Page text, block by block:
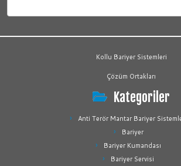
Kollu Bariyer Sistemleri
Çözüm Ortakları
Kategoriler
Anti Terör Mantar Bariyer
Bariyer
Bariyer Kumandası
Bariyer Servisi